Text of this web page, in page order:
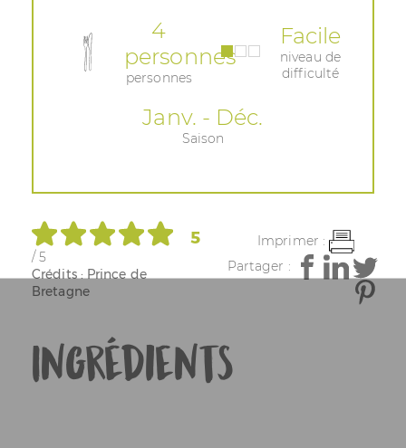
4
personnes
personnes
Facile
niveau de
difficulté
Janv. - Déc.
Saison
5
/ 5
Crédits : Prince de
Bretagne
Imprimer :
Partager :
Ingrédients